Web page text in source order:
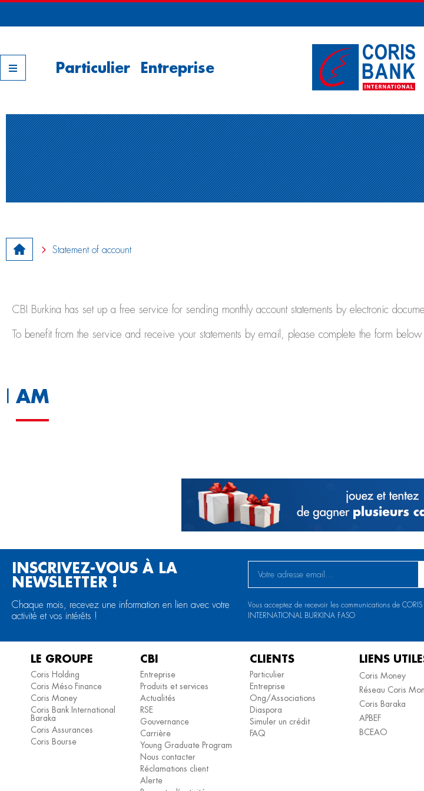
Particulier Entreprise
Statement of account
CBI Burkina has set up a free service for sending monthly account statements by electronic
To benefit from the service and receive your statements by email, please complete the form
I AM
INSCRIVEZ-VOUS À LA
NEWSLETTER !
Chaque mois, recevez une information en lien avec votre
activité et vos intérêts !
Vous acceptez de recevoir les communications de
INTERNATIONAL BURKINA FASO
LE GROUPE
Coris Holding
Coris Méso Finance
Coris Money
Coris Bank International
Baraka
Coris Assurances
Coris Bourse
CBI
Entreprise
Produits et services
Actualités
RSE
Gouvernance
Carrière
Young Graduate Program
Nous contacter
Réclamations client
Alerte
CLIENTS
Particulier
Entreprise
Ong/Associations
Diaspora
Simuler un crédit
FAQ
LIENS
Coris Money
Réseau Coris
Coris Baraka
APBEF
BCEAO